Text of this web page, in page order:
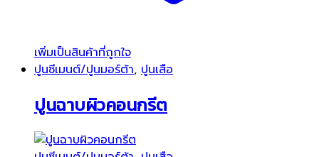
เพิ่มเป็นสินค้าที่ถูกใจ
ปูนซีเมนต์/ปูนมอร์ต้า, ปูนเสือ
ปูนฉาบผิวคอนกรีต